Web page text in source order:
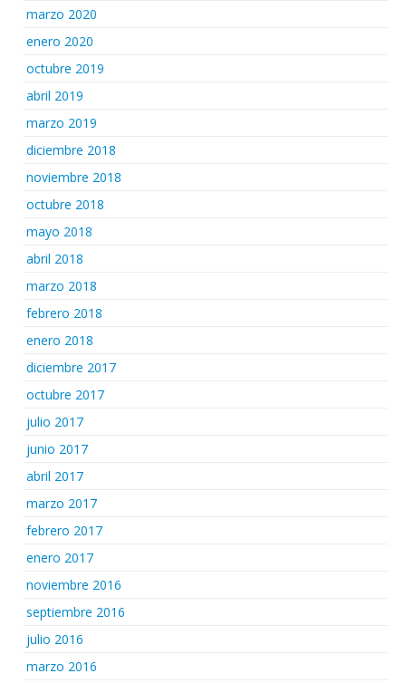
marzo 2020
enero 2020
octubre 2019
abril 2019
marzo 2019
diciembre 2018
noviembre 2018
octubre 2018
mayo 2018
abril 2018
marzo 2018
febrero 2018
enero 2018
diciembre 2017
octubre 2017
julio 2017
junio 2017
abril 2017
marzo 2017
febrero 2017
enero 2017
noviembre 2016
septiembre 2016
julio 2016
marzo 2016